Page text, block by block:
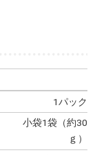
1パック
小袋1袋（約30
ｇ）